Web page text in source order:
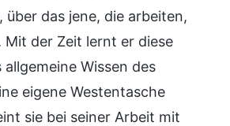
über das jene, die arbeiten,
der Zeit lernt er diese
Wissen des
eigene Westentasche
sie bei seiner Arbeit mit